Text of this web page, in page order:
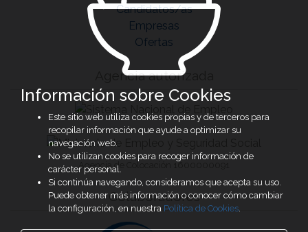
Candidatos/as
Empresas
Ofertas
Agencia autorizada
Agencia de Colocación 1600000091
Colaboradores
Información sobre Cookies
Este sitio web utiliza cookies propias y de terceros para
recopilar información que ayude a optimizar su
navegación web.
No se utilizan cookies para recoger información de
carácter personal.
Si continúa navegando, consideramos que acepta su uso.
Puede obtener más información o conocer cómo cambiar
la configuración, en nuestra Política de Cookies.